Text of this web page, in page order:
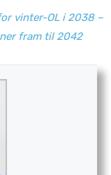
vinter-OL i 2038 –
fram til 2042